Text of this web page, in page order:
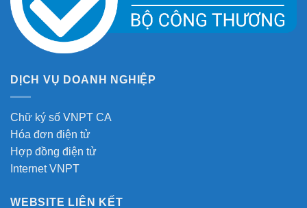
DỊCH VỤ DOANH NGHIỆP
Chữ ký số VNPT CA
Hóa đơn điện tử
Hợp đồng điện tử
Internet VNPT
WEBSITE LIÊN KẾT